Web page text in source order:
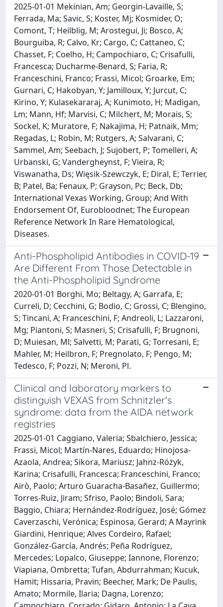
2025-01-01 Mekinian, Am; Georgin-Lavaille, S;
Ferrada, Ma; Savic, S; Koster, Mj; Kosmider, O;
Comont, T; Heilblig, M; Arostegui, Ji; Bosco, A;
Bourguiba, R; Calvo, Kr; Cargo, C; Cattaneo, C;
Chasset, F; Coelho, H; Campochiaro, C; Crisafulli,
Francesca; Ducharme-Benard, S; Faria, R;
Franceschini, Franco; Frassi, Micol; Groarke, Em;
Gurnari, C; Hakobyan, Y; Jamilloux, Y; Jurcut, C;
Kirino, Y; Kulasekararaj, A; Kunimoto, H; Madigan,
Lm; Mann, Hf; Marvisi, C; Milchert, M; Morais, S;
Sockel, K; Muratore, F; Nakajima, H; Patnaik, Mm;
Regadas, L; Robin, M; Rutgers, A; Salvarani, C;
Sammel, Am; Seebach, J; Sujobert, P; Tomelleri, A;
Urbanski, G; Vandergheynst, F; Vieira, R;
Viswanatha, Ds; Więsik-Szewczyk, E; Diral, E; Terrier,
B; Patel, Ba; Fenaux, P; Grayson, Pc; Beck, Db;
International Vexas Working, Group; And With
Endorsement Of, Eurobloodnet; The European
Reference Network In Rare Hematological,
Diseases.
Anti-Phospholipid Antibodies in COVID-19
Are Different From Those Detectable in
the Anti-Phospholipid Syndrome
2020-01-01 Borghi, Mo; Beltagy, A; Garrafa, E;
Curreli, D; Cecchini, G; Bodio, C; Grossi, C; Blengino,
S; Tincani, A; Franceschini, F; Andreoli, L; Lazzaroni,
Mg; Piantoni, S; Masneri, S; Crisafulli, F; Brugnoni,
D; Muiesan, Ml; Salvetti, M; Parati, G; Torresani, E;
Mahler, M; Heilbron, F; Pregnolato, F; Pengo, M;
Tedesco, F; Pozzi, N; Meroni, Pl.
Clinical and laboratory markers to
distinguish VEXAS from Schnitzler's
syndrome: data from the AIDA network
registries
2025-01-01 Caggiano, Valeria; Sbalchiero, Jessica;
Frassi, Micol; Martín-Nares, Eduardo; Hinojosa-
Azaola, Andrea; Sikora, Mariusz; Jahnz-Różyk,
Karina; Crisafulli, Francesca; Franceschini, Franco;
Airò, Paolo; Arturo Guaracha-Basañez, Guillermo;
Torres-Ruiz, Jiram; Sfriso, Paolo; Bindoli, Sara;
Baggio, Chiara; Hernández-Rodríguez, José; Gómez
Caverzaschi, Verónica; Espinosa, Gerard; A Mayrink
Giardini, Henrique; Alves Cordeiro, Rafael;
González-García, Andrés; Peña Rodríguez,
Mercedes; Lopalco, Giuseppe; Iannone, Florenzo;
Viapiana, Ombretta; Tufan, Abdurrahman; Kucuk,
Hamit; Hissaria, Pravin; Beecher, Mark; De Paulis,
Amato; Mormile, Ilaria; Dagna, Lorenzo;